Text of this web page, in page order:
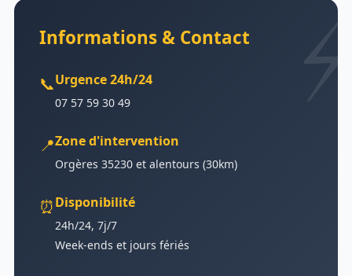
Informations & Contact
📞Urgence 24h/24
07 57 59 30 49
📍Zone d'intervention
Orgères 35230 et alentours (30km)
⏰Disponibilité
24h/24, 7j/7
Week-ends et jours fériés